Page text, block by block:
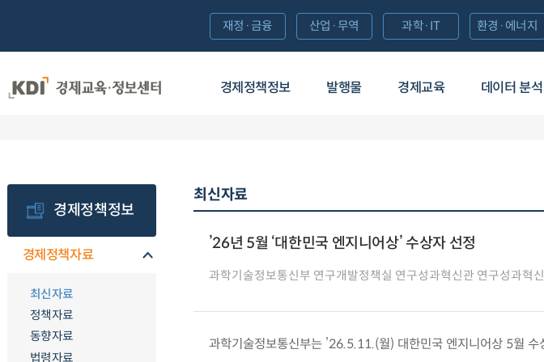
경제정책정보 발행물 경제교육 데이터 분석
재정·금융 산업·무역 과학·IT 환경·에너지
경제정책정보
경제정책자료
최신자료
정책자료
동향자료
법령자료
최신자료
’26년 5월 ‘대한민국 엔지니어상’ 수상자 선정
과학기술정보통신부 연구개발정책실 연구성과혁신관 연구성과혁
과학기술정보통신부는 ’26.5.11.(월) 대한민국 엔지니어상 5월 수